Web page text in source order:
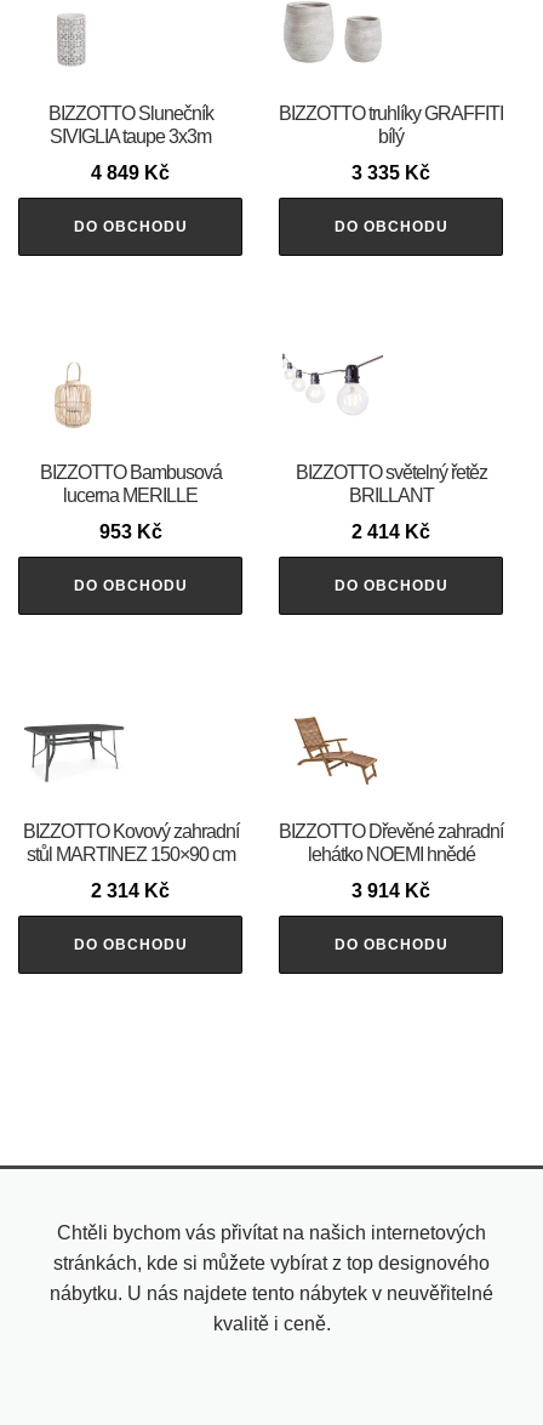
BIZZOTTO Slunečník
SIVIGLIA taupe 3x3m
4 849 Kč
DO OBCHODU
BIZZOTTO truhlíky GRAFFITI
bílý
3 335 Kč
DO OBCHODU
BIZZOTTO Bambusová
lucerna MERILLE
953 Kč
DO OBCHODU
BIZZOTTO světelný řetěz
BRILLANT
2 414 Kč
DO OBCHODU
BIZZOTTO Kovový zahradní
stůl MARTINEZ 150×90 cm
2 314 Kč
DO OBCHODU
BIZZOTTO Dřevěné zahradní
lehátko NOEMI hnědé
3 914 Kč
DO OBCHODU
Chtěli bychom vás přivítat na našich internetových
stránkách, kde si můžete vybírat z top designového
nábytku. U nás najdete tento nábytek v neuvěřitelné
kvalitě i ceně.